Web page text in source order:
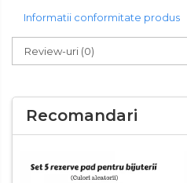
Informatii conformitate produs
Review-uri (0)
Recomandari